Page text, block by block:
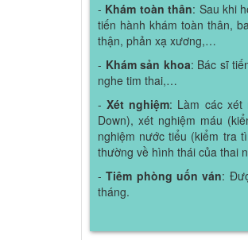
- Khám toàn thân: Sau khi
tiến hành khám toàn thân,
thận, phản xạ xương,…
- Khám sản khoa: Bác sĩ
nghe tim thai,…
-Xét nghiệm: Làm các xét
Down), xét nghiệm máu
nghiệm nước tiểu (kiểm tra
thường về hình thái của thai
-Tiêm phòng uốn ván:
tháng.